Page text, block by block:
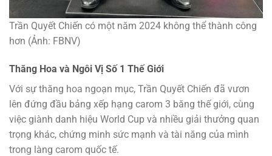
Trần Quyết Chiến có một năm 2024 không thể thành công
hơn (Ảnh: FBNV)
Thăng Hoa và Ngôi Vị Số 1 Thế Giới
Với sự thăng hoa ngoạn mục, Trần Quyết Chiến đã vươn
lên đứng đầu bảng xếp hạng carom 3 băng thế giới, cùng
việc giành danh hiệu World Cup và nhiều giải thưởng quan
trọng khác, chứng minh sức mạnh và tài năng của mình
trong làng carom quốc tế.